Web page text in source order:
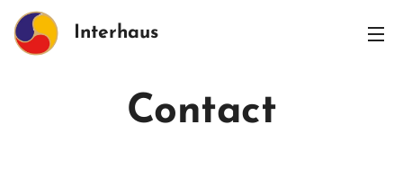
Interhaus
Contact